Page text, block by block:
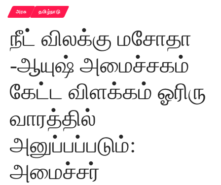
அரசு தமிழ்நாடு
நீட் விலக்கு மசோதா
-ஆயுஷ் அமைச்சகம்
கேட்ட விளக்கம் ஓரிரு
வாரத்தில்
அனுப்பப்படும்:
அமைச்சர்